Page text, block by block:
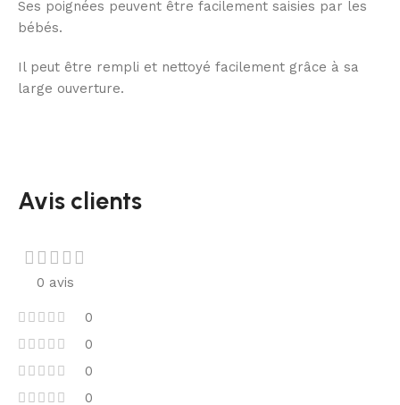
Ses poignées peuvent être facilement saisies par les
bébés.
Il peut être rempli et nettoyé facilement grâce à sa
large ouverture.
Avis clients
0 avis
0
0
0
0